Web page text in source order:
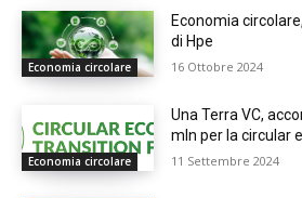
Economia circolare
Economia
di Hpe
16 Ottobre 2024
Economia circolare
Una Terra VC,
mln per la circular
11 Settembre 2024